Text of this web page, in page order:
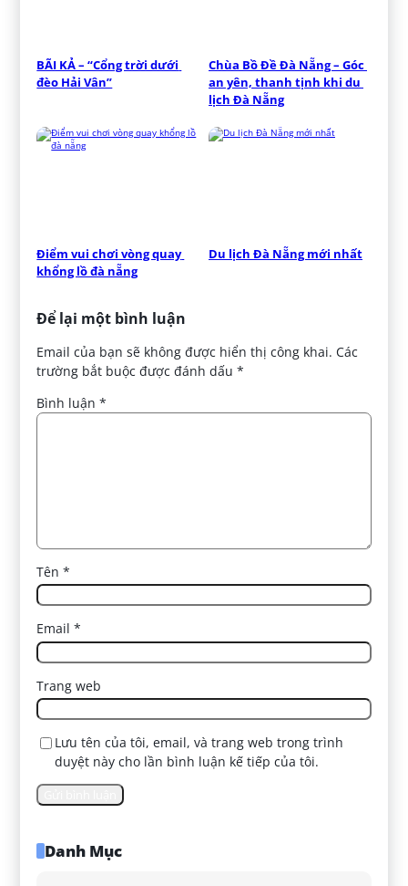
BÃI KẢ – “Cổng trời dưới
đèo Hải Vân”
Chùa Bồ Đề Đà Nẵng – Góc
an yên, thanh tịnh khi du
lịch Đà Nẵng
Điểm vui chơi vòng quay
khổng lồ đà nẵng
Du lịch Đà Nẵng mới nhất
Để lại một bình luận
Email của bạn sẽ không được hiển thị công khai. Các
trường bắt buộc được đánh dấu*
Bình luận*
Tên*
Email*
Trang web
Lưu tên của tôi, email, và trang web trong trình
duyệt này cho lần bình luận kế tiếp của tôi.
Danh Mục